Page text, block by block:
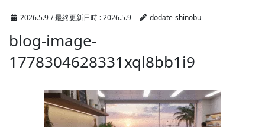
2026.5.9 / 最終更新日時 :2026.5.9 dodate-shinobu
blog-image-
1778304628331xql8bb1i9